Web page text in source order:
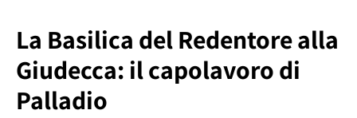
La Basilica del Redentore alla
Giudecca: il capolavoro di
Palladio